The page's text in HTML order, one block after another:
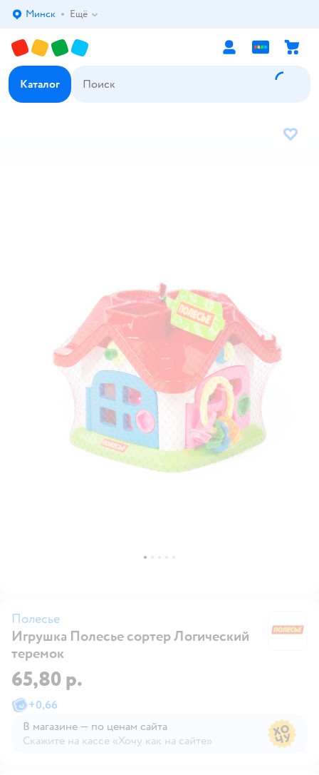
Выбор адреса доставки.
Минск Ещё
Каталог
В
Полесье
Игрушка Полесье сортер Логический
теремок
65,80 р.
+0,66
В магазине — по ценам сайта
Скажите на кассе «Хочу как на сайте»